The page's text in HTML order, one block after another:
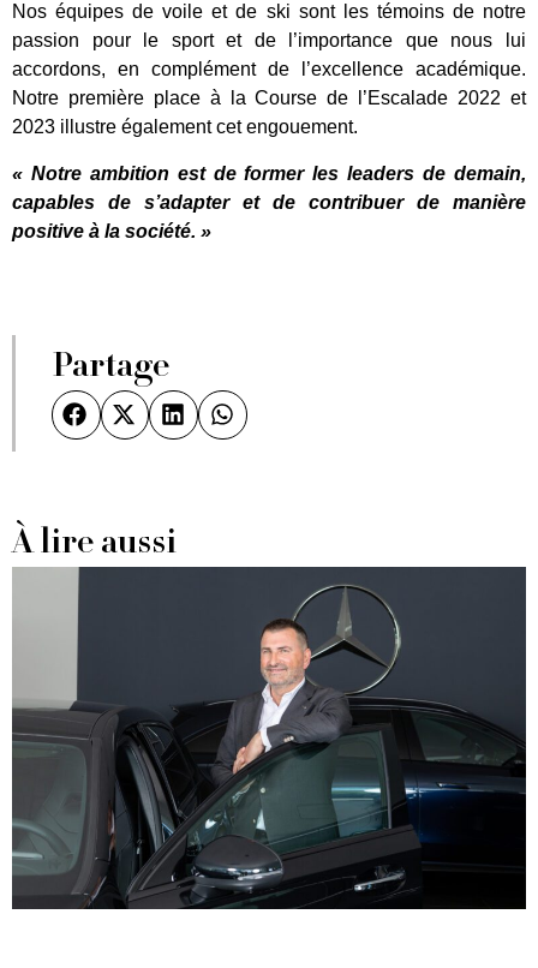
Nos équipes de voile et de ski sont les témoins de notre
passion pour le sport et de l’importance que nous lui
accordons, en complément de l’excellence académique.
Notre première place à la Course de l’Escalade 2022 et
2023 illustre également cet engouement.
« Notre ambition est de former les leaders de demain,
capables de s’adapter et de contribuer de manière
positive à la société. »
Partage
À lire aussi